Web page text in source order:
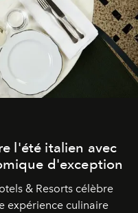
l'été italien avec
d'exception
& Resorts célèbre
expérience culinaire